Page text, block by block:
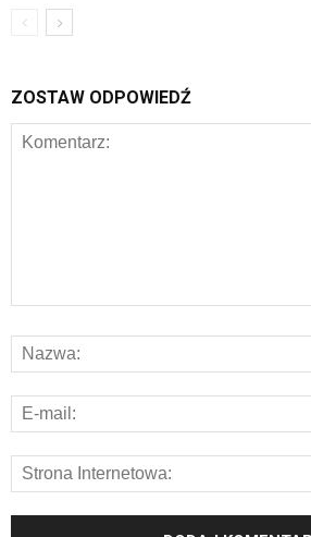
ZOSTAW ODPOWIEDŹ